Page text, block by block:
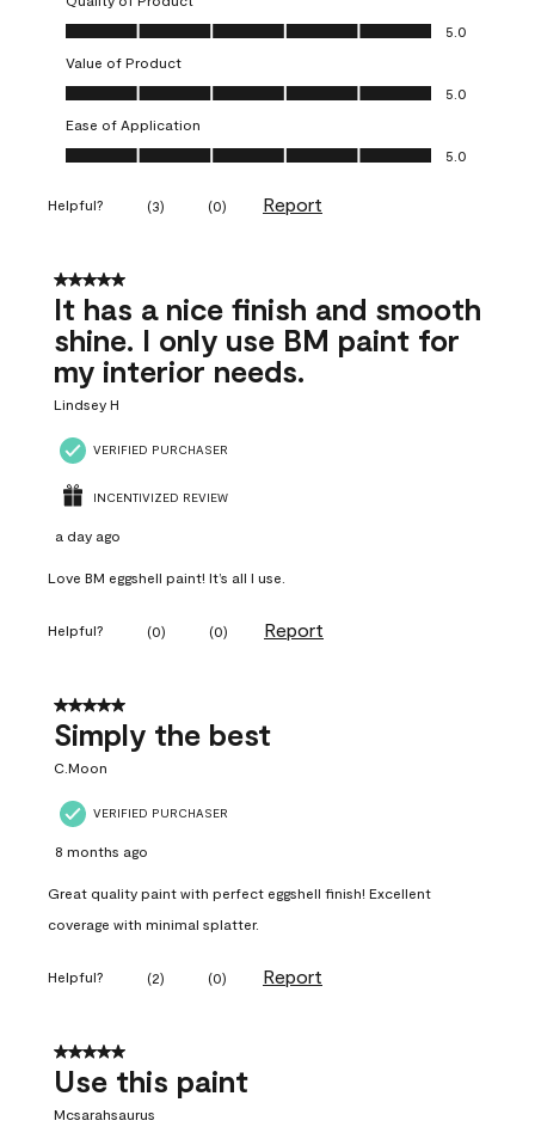
Quality of Product, 5.0 out of 5
5.0
Value of Product
Value of Product, 5.0 out of 5
5.0
Ease of Application
Ease of Application, 5.0 out of 5
5.0
Helpful? (3) (0) Report
5 out of 5 stars.
It has a nice finish and smooth
shine. I only use BM paint for
my interior needs.
Lindsey H
VERIFIED PURCHASER
INCENTIVIZED REVIEW
a day ago
Love BM eggshell paint! It’s all I use.
Helpful? (0) (0) Report
5 out of 5 stars.
Simply the best
C.Moon
VERIFIED PURCHASER
8 months ago
Great quality paint with perfect eggshell finish! Excellent
coverage with minimal splatter.
Helpful? (2) (0) Report
5 out of 5 stars.
Use this paint
Mcsarahsaurus